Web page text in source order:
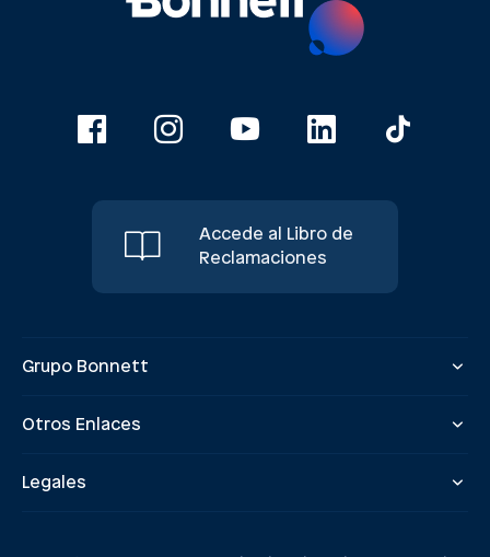
Accede al Libro de
Reclamaciones
Grupo Bonnett
Otros Enlaces
Legales